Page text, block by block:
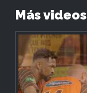
Más videos